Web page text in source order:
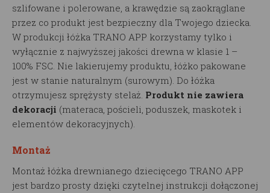
szlifowane i polerowane, a krawędzie są zaokrąglane
przez co produkt jest bezpieczny dla Twojego dziecka.
W produkcji łóżka TRANO APP korzystamy tylko i
wyłącznie z najwyższej jakości drewna w klasie 1 –
100% FSC. Nie lakierujemy produktu, łóżko pakowane
jest w stanie naturalnym (surowym). Do łóżka
otrzymujesz sprężysty stelaż. Produkt nie zawiera
dekoracji (materaca, pościeli, poduszek, maskotek i
elementów dekoracyjnych).
Montaż
Montaż łóżka drewnianego dziecięcego TRANO APP
jest bardzo prosty dzięki czytelnej instrukcji dołączonej